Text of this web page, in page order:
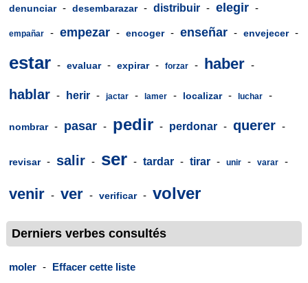
denunciar - desembarazar - distribuir - elegir -
empañar - empezar - encoger - enseñar - envejecer -
estar - evaluar - expirar - forzar - haber -
hablar - herir - jactar - lamer - localizar - luchar -
nombrar - pasar - pedir - perdonar - querer -
revisar - salir - ser - tardar - tirar - unir - varar -
venir - ver - verificar - volver
Derniers verbes consultés
moler - Effacer cette liste